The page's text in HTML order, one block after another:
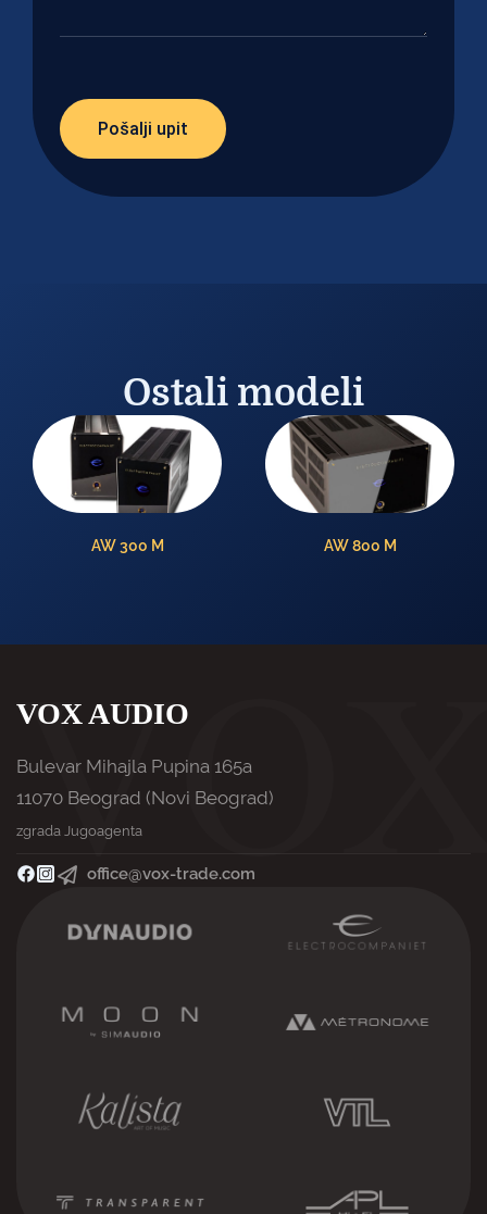
Pošalji upit
Ostali modeli
AW 800 M AW250 R
VOX AUDIO
Bulevar Mihajla Pupina 165a
11070 Beograd (Novi Beograd)
zgrada Jugoagenta
office@vox-trade.com